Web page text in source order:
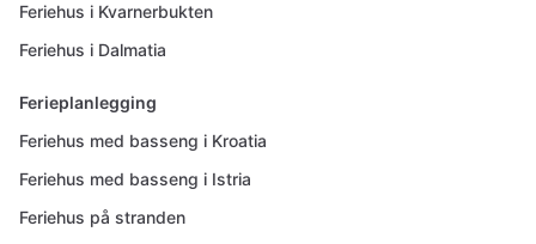
Feriehus i Kvarnerbukten
Feriehus i Dalmatia
Ferieplanlegging
Feriehus med basseng i Kroatia
Feriehus med basseng i Istria
Feriehus på stranden